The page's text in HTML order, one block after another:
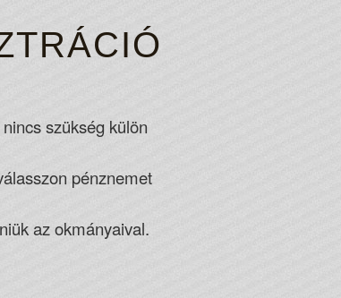
szükség külön
pénznemet
az okmányaival.